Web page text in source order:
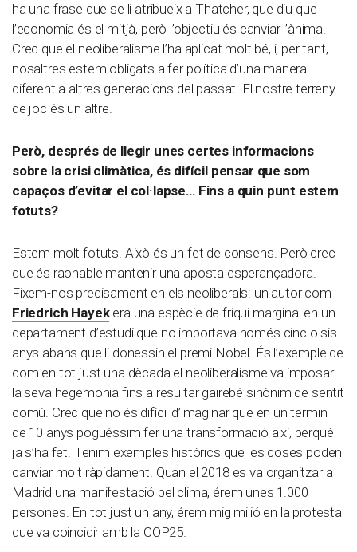
ha una frase que se li atribueix a Thatcher, que diu que
l’economia és el mitjà, però l’objectiu és canviar l’ànima.
Crec que el neoliberalisme l’ha aplicat molt bé, i, per tant,
nosaltres estem obligats a fer política d’una manera
diferent a altres generacions del passat. El nostre terreny
de joc és un altre.
Però, després de llegir unes certes informacions
sobre la crisi climàtica, és difícil pensar que som
capaços d’evitar el col·lapse… Fins a quin punt estem
fotuts?
Estem molt fotuts. Això és un fet de consens. Però crec
que és raonable mantenir una aposta esperançadora.
Fixem-nos precisament en els neoliberals: un autor com
Friedrich Hayekera una espècie de friqui marginal en un
departament d’estudi que no importava només cinc o sis
anys abans que li donessin el premi Nobel. És l’exemple de
com en tot just una dècada el neoliberalisme va imposar
la seva hegemonia fins a resultar gairebé sinònim de sentit
comú. Crec que no és difícil d’imaginar que en un termini
de 10 anys poguéssim fer una transformació així, perquè
ja s’ha fet. Tenim exemples històrics que les coses poden
canviar molt ràpidament. Quan el 2018 es va organitzar a
Madrid una manifestació pel clima, érem unes 1.000
persones. En tot just un any, érem mig milió en la protesta
que va coincidir amb la COP25.